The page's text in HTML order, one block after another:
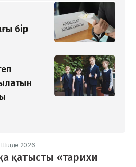
бір
Шілде 2026
қатысты «тарихи